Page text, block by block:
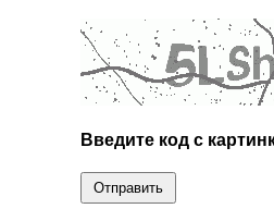
Введите код с
Отправить